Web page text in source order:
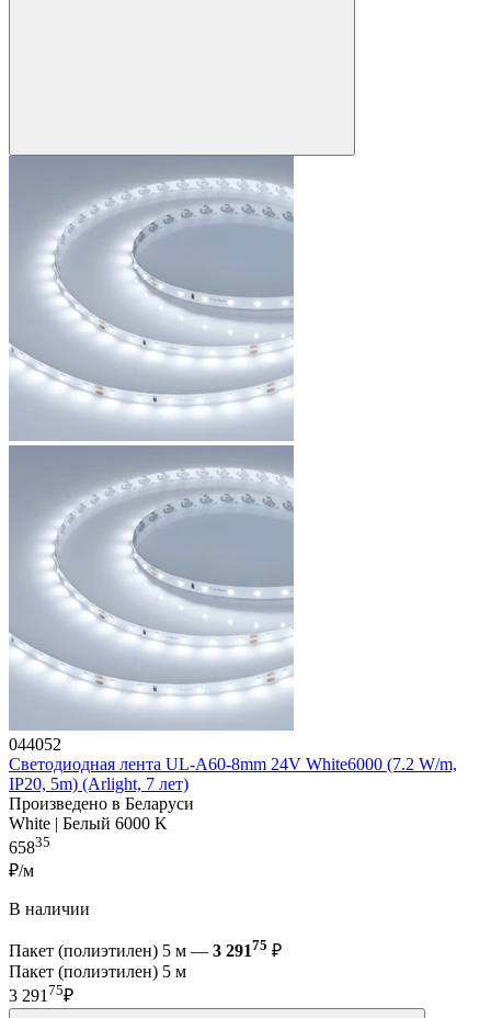
044052
Светодиодная лента UL-A60-8mm 24V White6000 (7.2 W/m,
IP20, 5m) (Arlight, 7 лет)
Произведено в Беларуси
White | Белый 6000 K
65835
₽/м
В наличии
Пакет (полиэтилен) 5 м — 3 29175 ₽
Пакет (полиэтилен) 5 м
3 29175₽